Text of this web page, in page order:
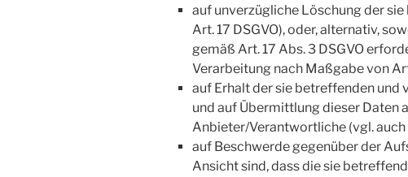
auf unverzügliche Löschung der
Art. 17 DSGVO), oder, alternativ,
gemäß Art. 17 Abs. 3 DSGVO
Verarbeitung nach Maßgabe von
auf Erhalt der sie betreffenden und
und auf Übermittlung dieser Daten
Anbieter/Verantwortliche (vgl. auch
auf Beschwerde gegenüber der
Ansicht sind, dass die sie